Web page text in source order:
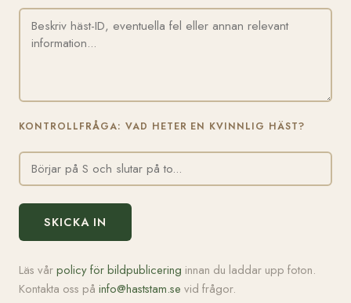
KONTROLLFRÅGA: VAD HETER EN KVINNLIG HÄST?
SKICKA IN
Läs vårpolicy för bildpublicering innan du laddar upp foton.
Kontakta oss på info@haststam.se vid frågor.